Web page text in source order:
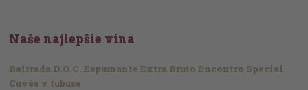
Naše najlepšie vína
Bairrada D.O.C. Espumante Extra Bruto Encontro Special
Cuvée v tubuse